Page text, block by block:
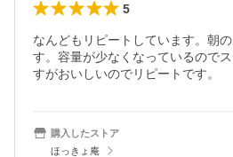
5
なんどもリピートしています。朝
す。容量が少なくなっているので
すがおいしいのでリピートです。
購入したストア
ほっきょ庵